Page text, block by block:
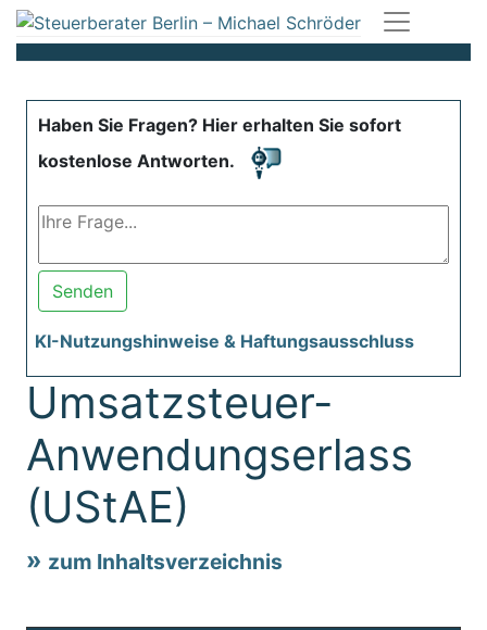
Haben Sie Fragen? Hier erhalten Sie sofort
kostenlose Antworten.
Senden
KI-Nutzungshinweise & Haftungsausschluss
Umsatzsteuer-
Anwendungserlass
(UStAE)
zum Inhaltsverzeichnis